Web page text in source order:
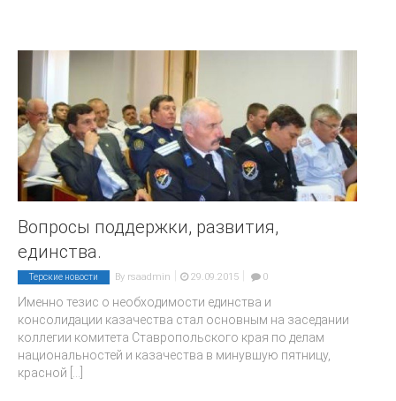
Вопросы поддержки, развития,
единства.
Терские новости By rsaadmin 29.09.2015 0
Именно тезис о необходимости единства и
консолидации казачества стал основным на заседании
коллегии комитета Ставропольского края по делам
национальностей и казачества в минувшую пятницу,
красной